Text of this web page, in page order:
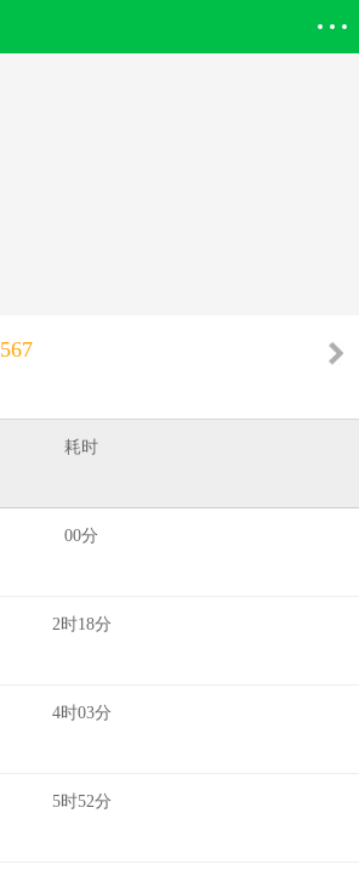
567
耗时
00分
2时18分
4时03分
5时52分